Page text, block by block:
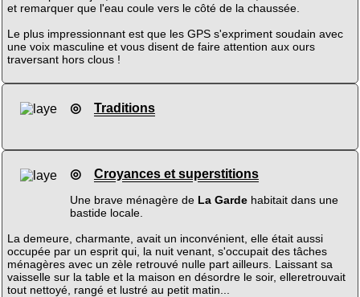
et remarquer que l'eau coule vers le côté de la chaussée.
Le plus impressionnant est que les GPS s'expriment soudain avec
une voix masculine et vous disent de faire attention aux ours
traversant hors clous !
◎ Traditions
◎ Croyances et superstitions
Une brave ménagère de La Gardehabitait dans une
bastide locale.
La demeure, charmante, avait un inconvénient, elle était aussi
occupée par un esprit qui, la nuit venant, s'occupait des tâches
ménagères avec un zèle retrouvé nulle part ailleurs. Laissant sa
vaisselle sur la table et la maison en désordre le soir, elleretrouvait
tout nettoyé, rangé et lustré au petit matin...